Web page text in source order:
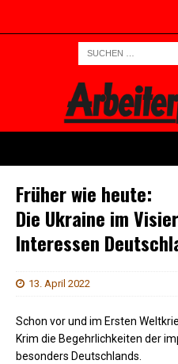
Früher wie heute:
Die Ukraine im
Interessen
13. April 2022
Schon vor und im Ersten
Krim die Begehrlichkeiten der
besonders Deutschlands.